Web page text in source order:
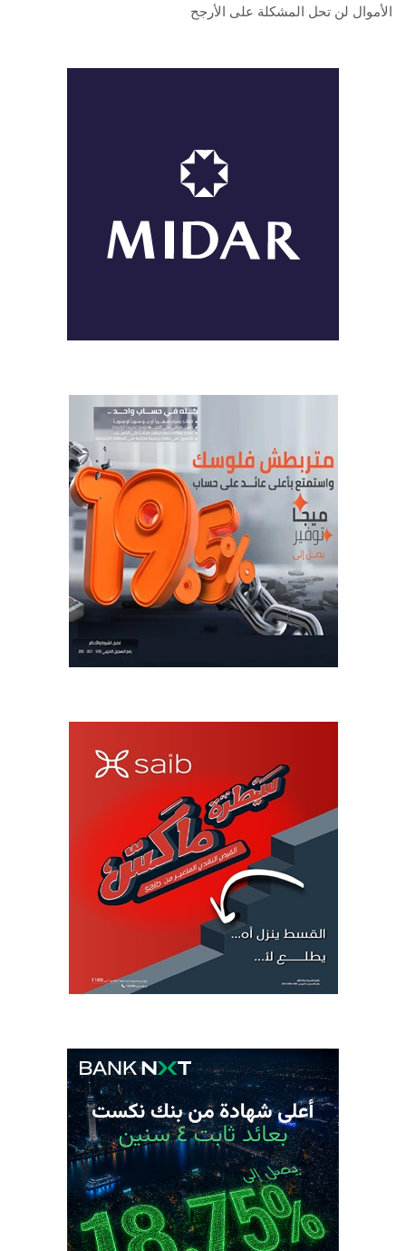
الأموال لن تحل المشكلة على الأرجح